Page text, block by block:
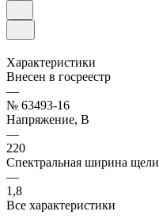
Характеристики
Внесен в госреестр
—
№ 63493-16
Напряжение, В
—
220
Спектральная ширина щели
—
1,8
Все характеристики